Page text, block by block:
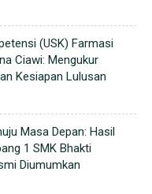
(USK) Farmasi
Ciawi: Mengukur
Kesiapan Lulusan
Masa Depan: Hasil
1 SMK Bhakti
Diumumkan